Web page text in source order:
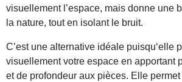
visuellement l’espace, mais donne une
la nature, tout en isolant le bruit.
C’est une alternative idéale puisqu‘elle
visuellement votre espace en apportant
et de profondeur aux pièces. Elle